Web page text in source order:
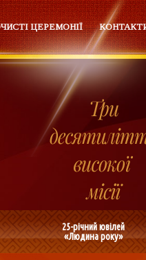
ЦЕРЕМОНІЇ
25-річний ювілей
«Людина року»